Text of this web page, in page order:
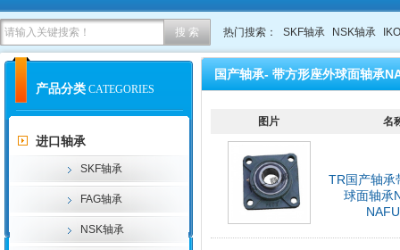
热门搜索： SKF轴承 NSK轴承
产品分类 CATEGORIES
进口轴承
SKF轴承
FAG轴承
NSK轴承
国产轴承- 带方形座外球面轴承
图片 名
TR国产轴承
球面轴承